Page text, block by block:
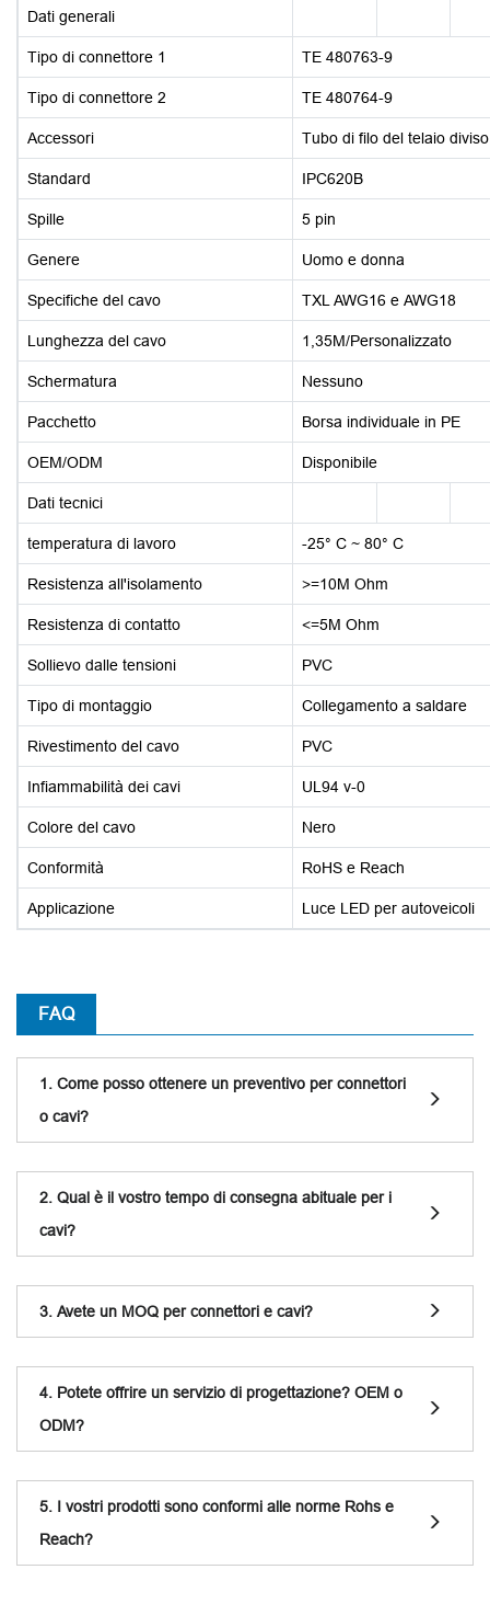
Dati generali
Tipo di connettore 1 TE 480763-9
Tipo di connettore 2 TE 480764-9
Accessori Tubo di filo del telaio diviso
Standard IPC620B
Spille 5 pin
Genere Uomo e donna
Specifiche del cavo TXL AWG16 e AWG18
Lunghezza del cavo 1,35M/Personalizzato
Schermatura Nessuno
Pacchetto Borsa individuale in PE
OEM/ODM Disponibile
Dati tecnici
temperatura di lavoro -25° C ~ 80° C
Resistenza all'isolamento >=10M Ohm
Resistenza di contatto <=5M Ohm
Sollievo dalle tensioni PVC
Tipo di montaggio Collegamento a saldare
Rivestimento del cavo PVC
Infiammabilità dei cavi UL94 v-0
Colore del cavo Nero
Conformità RoHS e Reach
Applicazione Luce LED per autoveicoli
FAQ
1. Come posso ottenere un preventivo per connettori
o cavi?
2. Qual è il vostro tempo di consegna abituale per i
cavi?
3. Avete un MOQ per connettori e cavi?
4. Potete offrire un servizio di progettazione? OEM o
ODM?
5. I vostri prodotti sono conformi alle norme Rohs e
Reach?